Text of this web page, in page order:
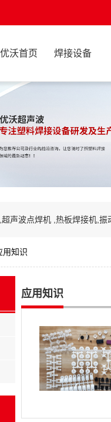
优沃首页 焊接设备
声波点焊机 ,热板焊接机,振
用知识
应用知识